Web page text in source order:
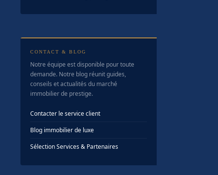
CONTACT & BLOG
Notre équipe est disponible pour toute
demande. Notre blog réunit guides,
conseils et actualités du marché
immobilier de prestige.
Contacter le service client
Blog immobilier de luxe
Sélection Services & Partenaires